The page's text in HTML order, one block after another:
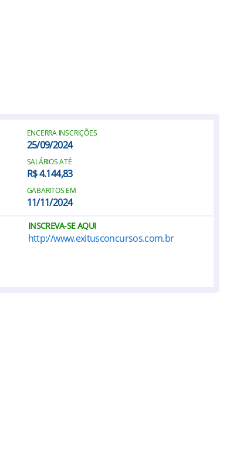
ENCERRA INSCRIÇÕES
25/09/2024
SALÁRIOS ATÉ
R$ 4.144,83
GABARITOS EM
11/11/2024
INSCREVA-SE AQUI
http://www.exitusconcursos.com.br